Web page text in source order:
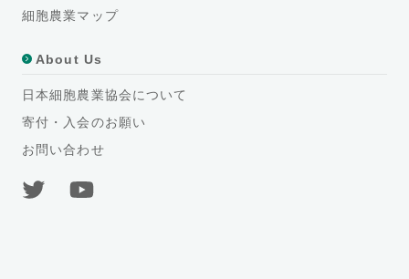
細胞農業マップ
About Us
日本細胞農業協会について
寄付・入会のお願い
お問い合わせ